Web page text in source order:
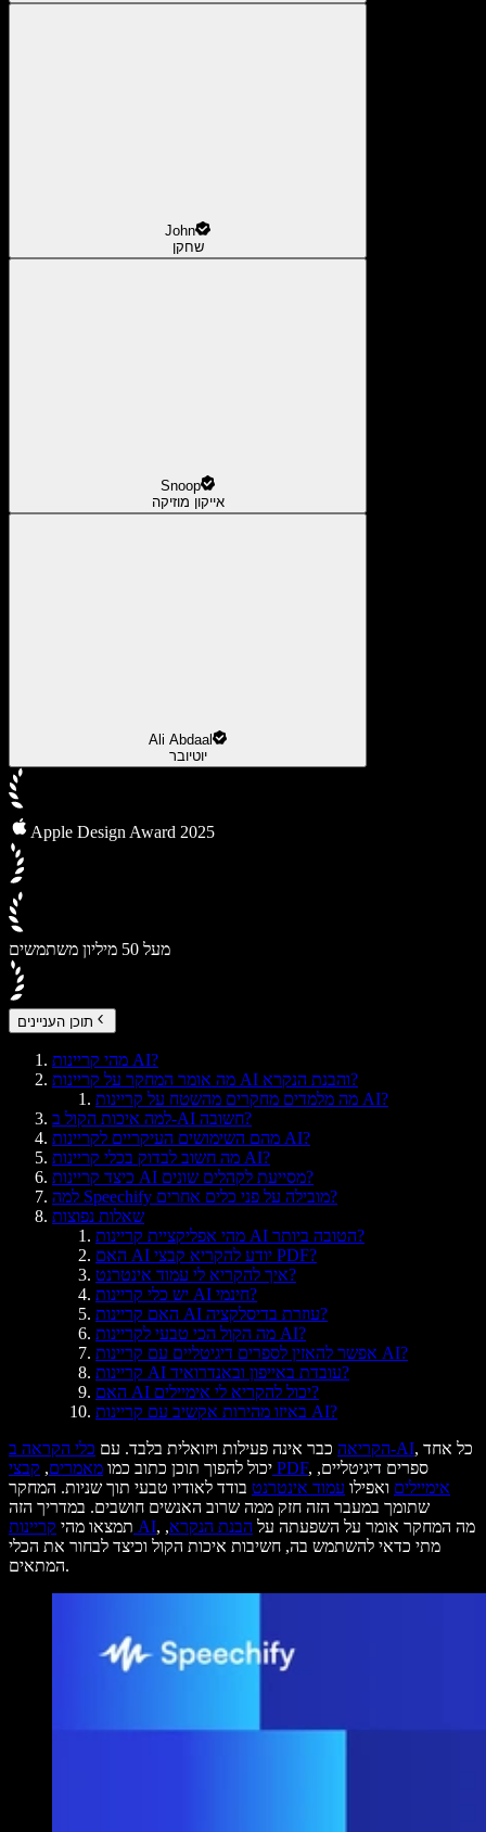
John
שחקן
Snoop
אייקון מוזיקה
Ali Abdaal
יוטיובר
Apple Design Award 2025
מעל 50 מיליון משתמשים
תוכן העניינים
מהי קריינות AI?
מה אומר המחקר על קריינות AI והבנת הנקרא?
מה מלמדים מחקרים מהשטח על קריינות AI?
למה איכות הקול ב-AI חשובה?
מהם השימושים העיקריים לקריינות AI?
מה חשוב לבדוק בכלי קריינות AI?
כיצד קריינות AI מסייעת לקהלים שונים?
למה Speechify מובילה על פני כלים אחרים?
שאלות נפוצות
מהי אפליקציית קריינות AI הטובה ביותר?
האם AI יודע להקריא קבצי PDF?
איך להקריא לי עמוד אינטרנט?
יש כלי קריינות AI חינמי?
האם קריינות AI עוזרת בדיסלקציה?
מה הקול הכי טבעי לקריינות AI?
אפשר להאזין לספרים דיגיטליים עם קריינות AI?
קריינות AI עובדת באייפון ובאנדרואיד?
האם AI יכול להקריא לי אימיילים?
באיזו מהירות אקשיב עם קריינות AI?
הקריאה כבר אינה פעילות ויזואלית בלבד. עם כלי הקראה ב-AI, כל אחד
יכול להפוך תוכן כתוב כמו מאמרים, קבצי PDF , ספרים דיגיטליים,
אימיילים ואפילו עמוד אינטרנט בודד לאודיו טבעי תוך שניות. המחקר
שתומך במעבר הזה חזק ממה שרוב האנשים חושבים. במדריך הזה
תמצאו מהי קריינות AI , מה המחקר אומר על השפעתה על הבנת הנקרא,
מתי כדאי להשתמש בה, חשיבות איכות הקול וכיצד לבחור את הכלי
המתאים.